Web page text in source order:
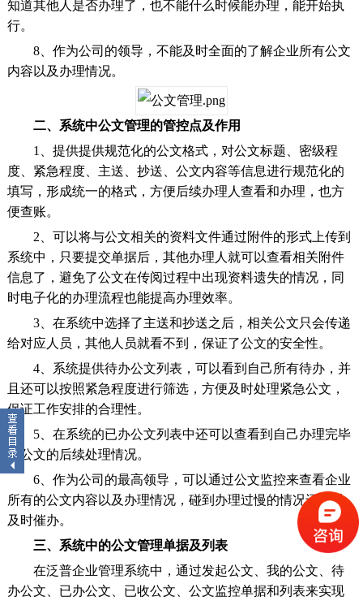
知道其他人是否办理了，也不能什么时候能办理，能开始执
行。
8、作为公司的领导，不能及时全面的了解企业所有公文
内容以及办理情况。
二、系统中公文管理的管控点及作用
1、提供提供规范化的公文格式，对公文标题、密级程
度、紧急程度、主送、抄送、公文内容等信息进行规范化的
填写，形成统一的格式，方便后续办理人查看和办理，也方
便查账。
2、可以将与公文相关的资料文件通过附件的形式上传到
系统中，只要提交单据后，其他办理人就可以查看相关附件
信息了，避免了公文在传阅过程中出现资料遗失的情况，同
时电子化的办理流程也能提高办理效率。
3、在系统中选择了主送和抄送之后，相关公文只会传递
给对应人员，其他人员就看不到，保证了公文的安全性。
4、系统提供待办公文列表，可以看到自己所有待办，并
且还可以按照紧急程度进行筛选，方便及时处理紧急公文，
保证工作安排的合理性。
5、在系统的已办公文列表中还可以查看到自己办理完毕
的公文的后续处理情况。
6、作为公司的最高领导，可以通过公文监控来查看企业
所有的公文内容以及办理情况，碰到办理过慢的情况还可以
及时催办。
三、系统中的公文管理单据及列表
在泛普企业管理系统中，通过发起公文、我的公文、待
办公文、已办公文、已收公文、公文监控单据和列表来实现